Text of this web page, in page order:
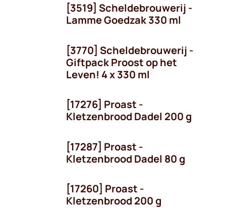
[3519] Scheldebrouwerij -
Lamme Goedzak 330 ml
[3770] Scheldebrouwerij -
Giftpack Proost op het
Leven! 4 x 330 ml
[17276] Proast -
Kletzenbrood Dadel 200 g
[17287] Proast -
Kletzenbrood Dadel 80 g
[17260] Proast -
Kletzenbrood 200 g